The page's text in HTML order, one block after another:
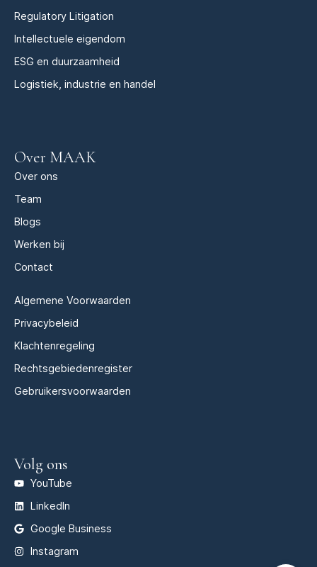
Regulatory Litigation
Intellectuele eigendom
ESG en duurzaamheid
Logistiek, industrie en handel
Over MAAK
Over ons
Team
Blogs
Werken bij
Contact
Algemene Voorwaarden
Privacybeleid
Klachtenregeling
Rechtsgebiedenregister
Gebruikersvoorwaarden
Volg ons
YouTube
LinkedIn
Google Business
Instagram